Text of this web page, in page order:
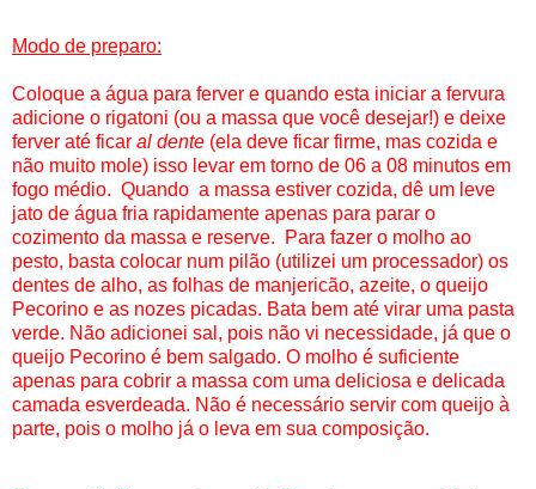
Modo de preparo:
Coloque a água para ferver e quando esta iniciar a fervura
adicione o rigatoni (ou a massa que você desejar!) e deixe
ferver até ficar al dente (ela deve ficar firme, mas cozida e
não muito mole) isso levar em torno de 06 a 08 minutos em
fogo médio. Quando a massa estiver cozida, dê um leve
jato de água fria rapidamente apenas para parar o
cozimento da massa e reserve. Para fazer o molho ao
pesto, basta colocar num pilão (utilizei um processador) os
dentes de alho, as folhas de manjericão, azeite, o queijo
Pecorino e as nozes picadas. Bata bem até virar uma pasta
verde. Não adicionei sal, pois não vi necessidade, já que o
queijo Pecorino é bem salgado. O molho é suficiente
apenas para cobrir a massa com uma deliciosa e delicada
camada esverdeada. Não é necessário servir com queijo à
parte, pois o molho já o leva em sua composição.